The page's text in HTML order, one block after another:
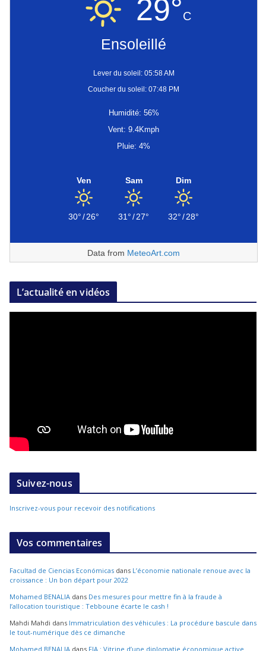
29°C
Ensoleillé
Lever du soleil: 05:58 AM
Coucher du soleil: 07:48 PM
Humidité: 56%
Vent: 9.4Kmph
Pluie: 4%
Ven
30°/26°
Sam
31°/27°
Dim
32°/28°
Data from MeteoArt.com
L’actualité en vidéos
Suivez-nous
Inscrivez-vous pour recevoir des notifications
Vos commentaires
Facultad de Ciencias Económicas dans L’économie nationale renoue avec la
croissance : Un bon départ pour 2022
Mohamed BENALIA dans Des mesures pour mettre fin à la fraude à
l’allocation touristique : Tebboune écarte le cash !
Mahdi Mahdi dans Immatriculation des véhicules : La procédure bascule dans
le tout-numérique dès ce dimanche
Mohamed BENALIA dans FIA : Vitrine d’une diplomatie économique active